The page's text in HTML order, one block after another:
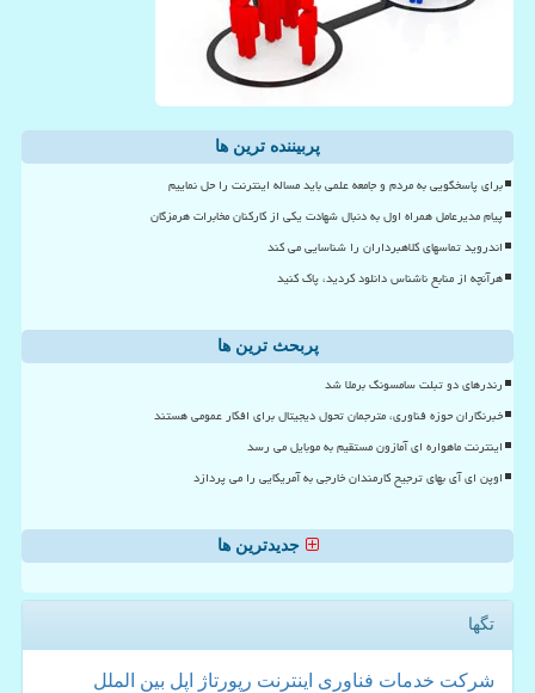
پربیننده ترین ها
برای پاسخگویی به مردم و جامعه علمی باید مساله اینترنت را حل نماییم
پیام مدیرعامل همراه اول به دنبال شهادت یکی از کارکنان مخابرات هرمزگان
اندروید تماسهای کلاهبرداران را شناسایی می کند
هرآنچه از منابع ناشناس دانلود کردید، پاک کنید
پربحث ترین ها
رندرهای دو تبلت سامسونگ برملا شد
خبرنگاران حوزه فناوری، مترجمان تحول دیجیتال برای افکار عمومی هستند
اینترنت ماهواره ای آمازون مستقیم به موبایل می رسد
اوپن ای آی بهای ترجیح کارمندان خارجی به آمریکایی را می پردازد
جدیدترین ها
تگها
شركت خدمات فناوری اینترنت رپورتاژ اپل بین الملل